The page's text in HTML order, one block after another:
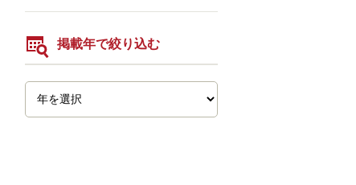
掲載年で絞り込む